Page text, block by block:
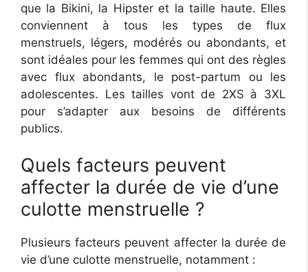
que la Bikini, la Hipster et la taille haute. Elles
conviennent à tous les types de flux
menstruels, légers, modérés ou abondants, et
sont idéales pour les femmes qui ont des règles
avec flux abondants, le post-partum ou les
adolescentes. Les tailles vont de 2XS à 3XL
pour s’adapter aux besoins de différents
publics.
Quels facteurs peuvent
affecter la durée de vie d’une
culotte menstruelle ?
Plusieurs facteurs peuvent affecter la durée de
vie d’une culotte menstruelle, notamment :